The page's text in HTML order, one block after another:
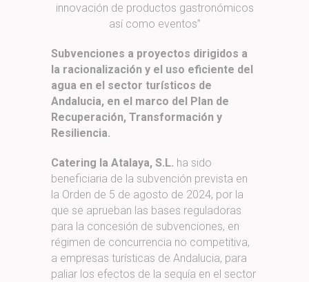
innovación de productos gastronómicos
así como eventos”
Subvenciones a proyectos dirigidos a
la racionalización y el uso eficiente del
agua en el sector turísticos de
Andalucia, en el marco del Plan de
Recuperación, Transformación y
Resiliencia.
Catering la Atalaya, S.L. ha sido
beneficiaria de la subvención prevista en
la Orden de 5 de agosto de 2024, por la
que se aprueban las bases reguladoras
para la concesión de subvenciones, en
régimen de concurrencia no competitiva,
a empresas turísticas de Andalucia, para
paliar los efectos de la sequía en el sector